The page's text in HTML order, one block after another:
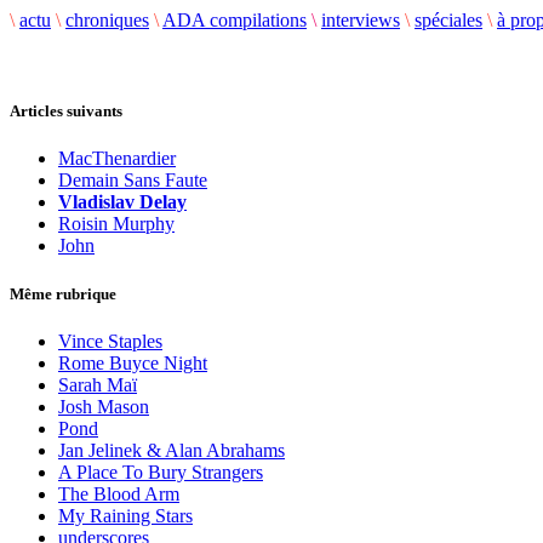
\ actu \ chroniques \ ADA compilations \ interviews \ spéciales \ à
Articles suivants
MacThenardier
Demain Sans Faute
Vladislav Delay
Roisin Murphy
John
Même rubrique
Vince Staples
Rome Buyce Night
Sarah Maï
Josh Mason
Pond
Jan Jelinek & Alan Abrahams
A Place To Bury Strangers
The Blood Arm
My Raining Stars
underscores